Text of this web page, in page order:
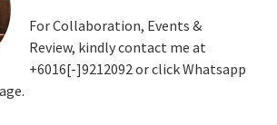
For Collaboration, Events &
Review, kindly contact me at
+6016[-]9212092 or click Whatsapp